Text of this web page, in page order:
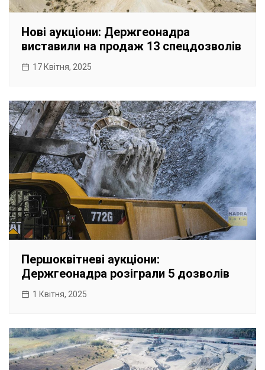
Нові аукціони: Держгеонадра
виставили на продаж 13 спецдозволів
17 Квітня, 2025
Першоквітневі аукціони:
Держгеонадра розіграли 5 дозволів
1 Квітня, 2025